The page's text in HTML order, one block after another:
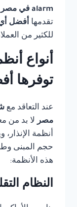
alarm في مصر
تقدمها أفضل
للكثير من
أنواع
توفرها
عند التعاقد مع
مصر لا بد من
أنظمة
حجم المبنى
هذه الأنظمة:
النظام